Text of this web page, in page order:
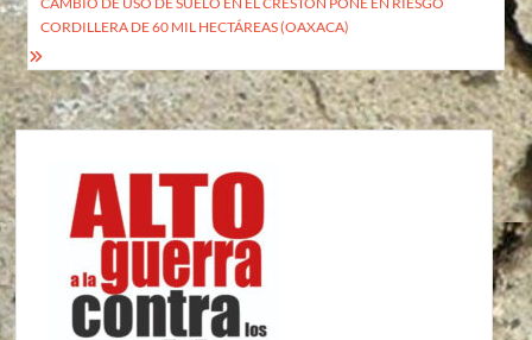
CORDILLERA DE 60 MIL HECTÁREAS (OAXACA)